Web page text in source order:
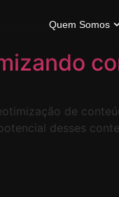
Quem Somos
de
desses